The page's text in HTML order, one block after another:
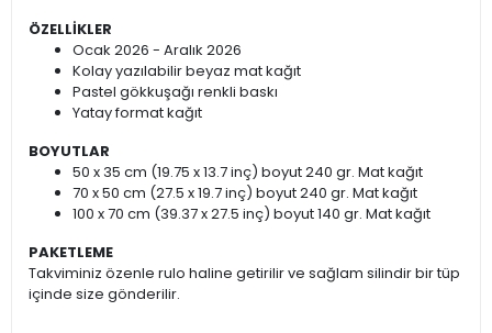
ÖZELLİKLER
Ocak 2026 - Aralık 2026
Kolay yazılabilir beyaz mat kağıt
Pastel gökkuşağı renkli baskı
Yatay format kağıt
BOYUTLAR
50 x 35 cm (19.75 x 13.7 inç) boyut 240 gr. Mat kağıt
70 x 50 cm (27.5 x 19.7 inç) boyut 240 gr. Mat kağıt
100 x 70 cm (39.37 x 27.5 inç) boyut 140 gr. Mat kağıt
PAKETLEME
Takviminiz özenle rulo haline getirilir ve sağlam silindir bir tüp
içinde size gönderilir.